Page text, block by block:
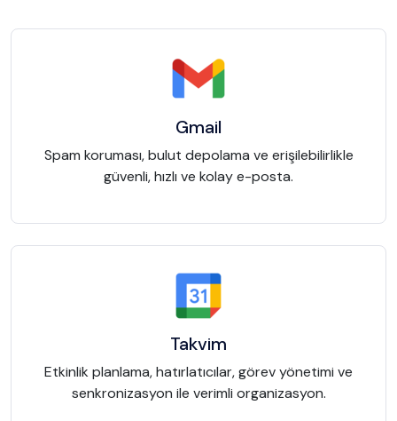
Gmail
Spam koruması, bulut depolama ve erişilebilirlikle
güvenli, hızlı ve kolay e-posta.
Takvim
Etkinlik planlama, hatırlatıcılar, görev yönetimi ve
senkronizasyon ile verimli organizasyon.